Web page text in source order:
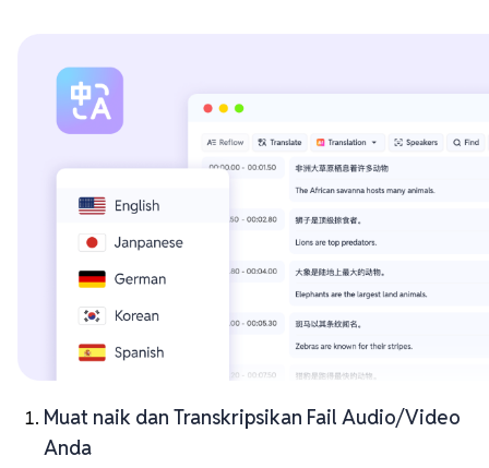
Muat naik dan Transkripsikan Fail Audio/Video
Anda